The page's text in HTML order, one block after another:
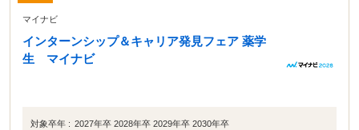
マイナビ
インターンシップ＆キャリア発見フェア 薬学
生 マイナビ
対象卒年 : 2027年卒 2028年卒 2029年卒 2030年卒